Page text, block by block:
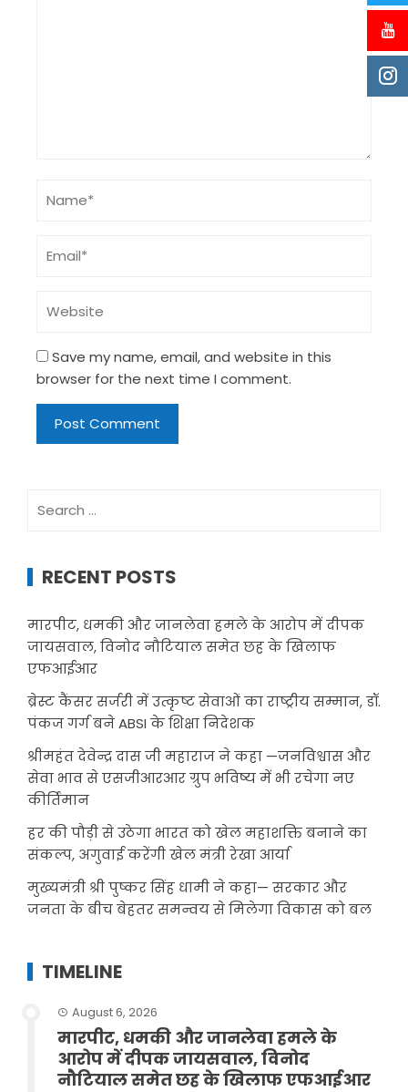
Save my name, email, and website in this
browser for the next time I comment.
for:
RECENT POSTS
मारपीट, धमकी और जानलेवा हमले के आरोप में दीपक
जायसवाल, विनोद नौटियाल समेत छह के खिलाफ
एफआईआर
ब्रेस्ट कैंसर सर्जरी में उत्कृष्ट सेवाओं का राष्ट्रीय सम्मान, डॉ.
पंकज गर्ग बने ABSI के शिक्षा निदेशक
श्रीमहंत देवेन्द्र दास जी महाराज ने कहा —जनविश्वास और
सेवा भाव से एसजीआरआर ग्रुप भविष्य में भी रचेगा नए
कीर्तिमान
हर की पौड़ी से उठेगा भारत को खेल महाशक्ति बनाने का
संकल्प, अगुवाई करेंगी खेल मंत्री रेखा आर्या
मुख्यमंत्री श्री पुष्कर सिंह धामी ने कहा— सरकार और
जनता के बीच बेहतर समन्वय से मिलेगा विकास को बल
TIMELINE
August 6, 2026
मारपीट, धमकी और जानलेवा हमले के
आरोप में दीपक जायसवाल, विनोद
नौटियाल समेत छह के खिलाफ एफआईआर